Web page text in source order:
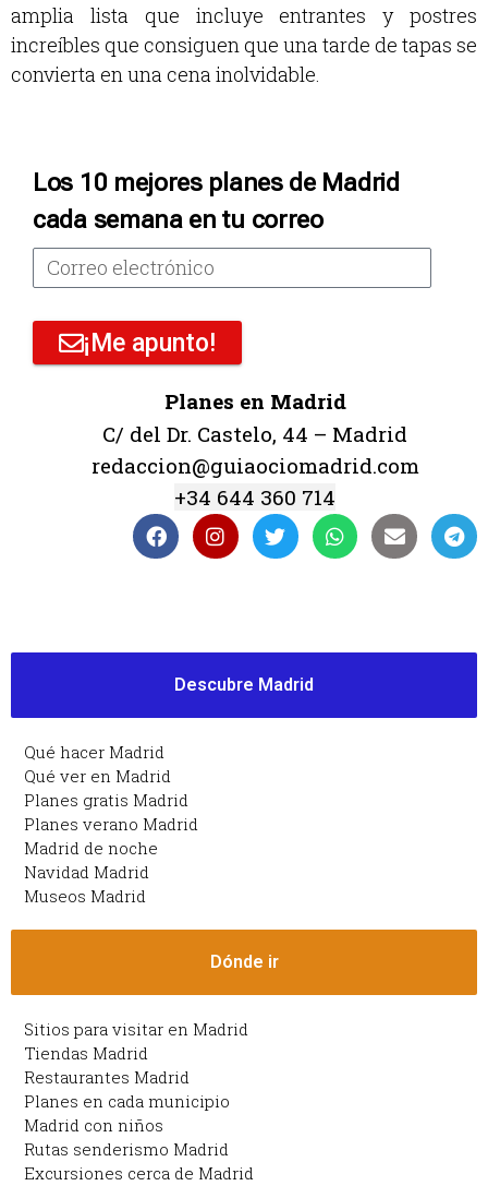
amplia lista que incluye entrantes y postres
increíbles que consiguen que una tarde de tapas se
convierta en una cena inolvidable.
Los 10 mejores planes de Madrid
cada semana en tu correo
¡Me apunto!
Planes en Madrid
C/ del Dr. Castelo, 44 – Madrid
redaccion@guiaociomadrid.com
+34 644 360 714
Descubre Madrid
Qué hacer Madrid
Qué ver en Madrid
Planes gratis Madrid
Planes verano Madrid
Madrid de noche
Navidad Madrid
Museos Madrid
Dónde ir
Sitios para visitar en Madrid
Tiendas Madrid
Restaurantes Madrid
Planes en cada municipio
Madrid con niños
Rutas senderismo Madrid
Excursiones cerca de Madrid